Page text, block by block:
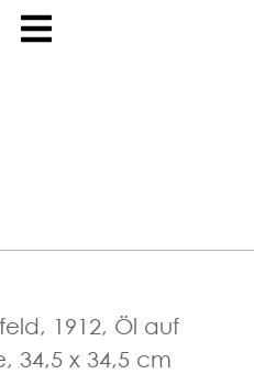
1912, Öl auf
34,5 x 34,5 cm